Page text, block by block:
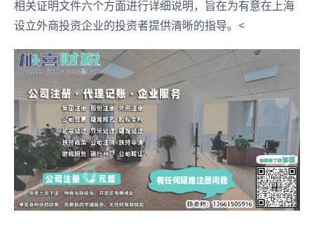
相关证明文件六个方面进行详细说明，旨在为有意在上海
设立外商投资企业的投资者提供清晰的指导。<